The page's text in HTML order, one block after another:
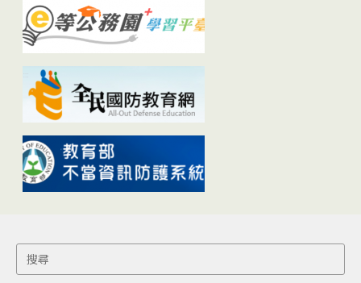
Search
for: